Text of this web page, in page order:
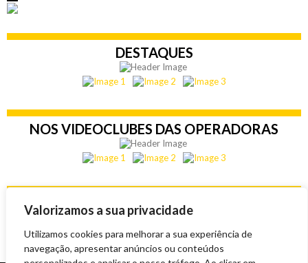
Valorizamos a sua privacidade
Utilizamos cookies para melhorar a sua experiência de
navegação, apresentar anúncios ou conteúdos
3,50 €.
3,00 €.
DESTAQUES
NOS VIDEOCLUBES DAS OPERADORAS
EM DESTAQUE